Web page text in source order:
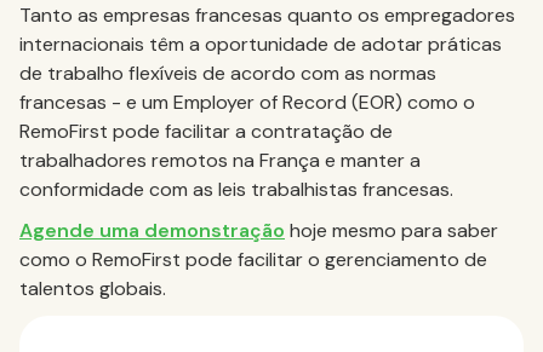
Tanto as empresas francesas quanto os empregadores
internacionais têm a oportunidade de adotar práticas
de trabalho flexíveis de acordo com as normas
francesas - e um Employer of Record (EOR) como o
RemoFirst pode facilitar a contratação de
trabalhadores remotos na França e manter a
conformidade com as leis trabalhistas francesas.
Agende uma demonstração hoje mesmo para saber
como o RemoFirst pode facilitar o gerenciamento de
talentos globais.